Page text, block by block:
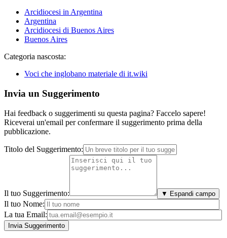
Arcidiocesi in Argentina
Argentina
Arcidiocesi di Buenos Aires
Buenos Aires
Categoria nascosta:
Voci che inglobano materiale di it.wiki
Invia un Suggerimento
Hai feedback o suggerimenti su questa pagina? Faccelo sapere!
Riceverai un'email per confermare il suggerimento prima della
pubblicazione.
Titolo del Suggerimento:
Il tuo Suggerimento: ▼ Espandi campo
Il tuo Nome:
La tua Email: